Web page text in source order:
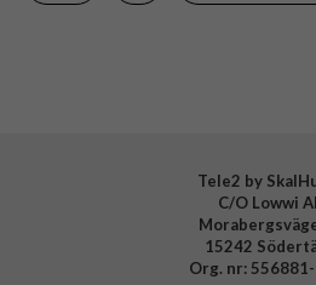
Tele2 by
C/O Lowwi
15242
Org. nr: